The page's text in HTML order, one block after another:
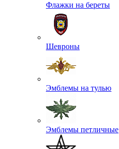
Флажки на береты
Шевроны
Эмблемы на тулью
Эмблемы петличные